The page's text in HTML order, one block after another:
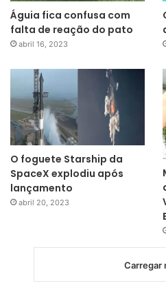
Águia fica confusa com
falta de reação do pato
abril 16, 2023
O foguete Starship da
SpaceX explodiu após
lançamento
abril 20, 2023
Carregar